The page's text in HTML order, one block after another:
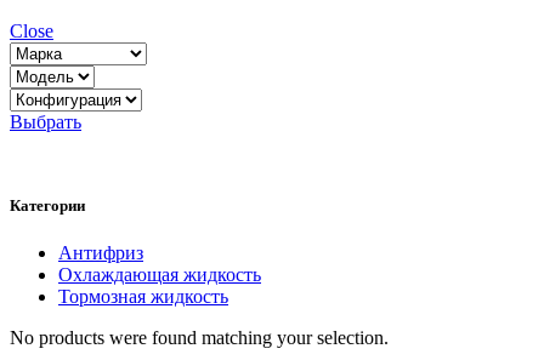
Close
Выбрать
Категории
Антифриз
Охлаждающая жидкость
Тормозная жидкость
No products were found matching your selection.